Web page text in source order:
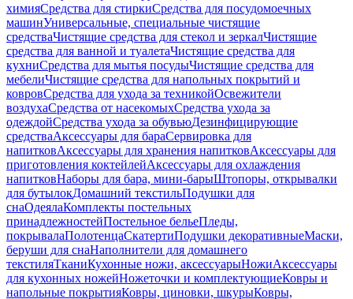
химияСредства для стиркиСредства для посудомоечных
машинУниверсальные, специальные чистящие
средстваЧистящие средства для стекол и зеркалЧистящие
средства для ванной и туалетаЧистящие средства для
кухниСредства для мытья посудыЧистящие средства для
мебелиЧистящие средства для напольных покрытий и
ковровСредства для ухода за техникойОсвежители
воздухаСредства от насекомыхСредства ухода за
одеждойСредства ухода за обувьюДезинфицирующие
средстваАксессуары для бараСервировка для
напитковАксессуары для хранения напитковАксессуары для
приготовления коктейлейАксессуары для охлаждения
напитковНаборы для бара, мини-барыШтопоры, открывалки
для бутылокДомашний текстильПодушки для
снаОдеялаКомплекты постельных
принадлежностейПостельное бельеПледы,
покрывалаПолотенцаСкатертиПодушки декоративныеМаски,
беруши для снаНаполнители для домашнего
текстиляТканиКухонные ножи, аксессуарыНожиАксессуары
для кухонных ножейНожеточки и комплектующиеКовры и
напольные покрытияКовры, циновки, шкурыКовры,